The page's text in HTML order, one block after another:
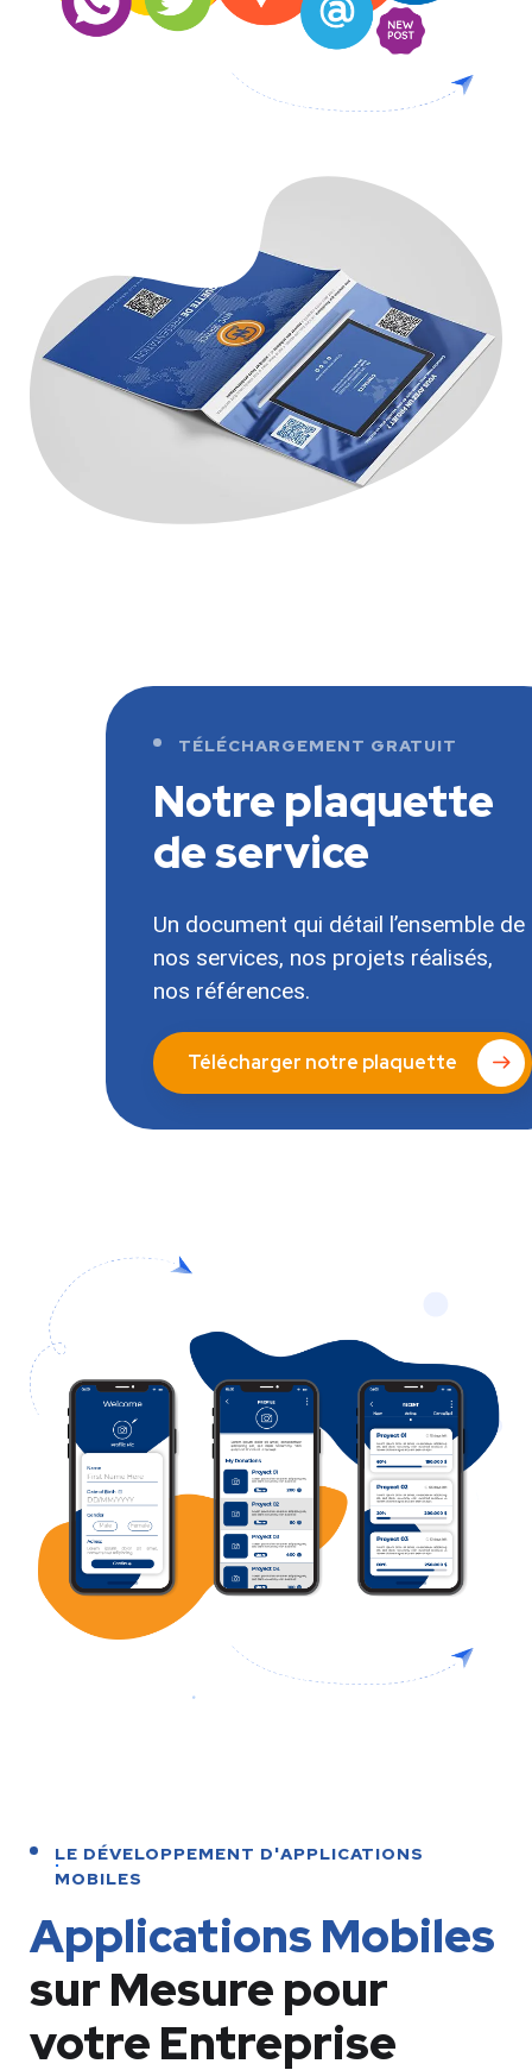
TÉLÉCHARGEMENT GRATUIT
Notre plaquette
de service
Un document qui détail l’ensemble de
nos services, nos projets réalisés,
nos références.
Télécharger notre plaquette
LE DÉVELOPPEMENT D'APPLICATIONS
MOBILES
Applications Mobiles
sur Mesure pour
votre Entreprise